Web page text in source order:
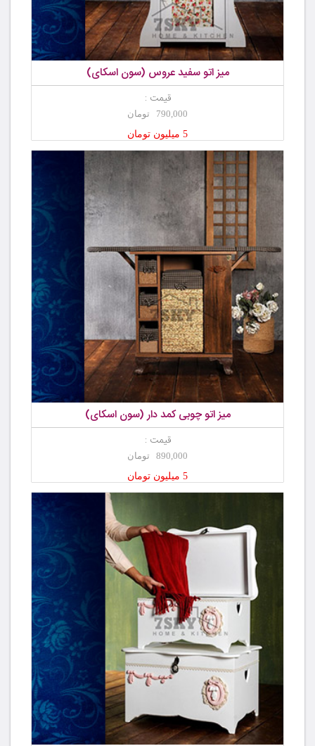
میز اتو سفید عروس (سون اسکای)
قیمت :
790,000 تومان
5 میلیون تومان
میز اتو چوبی کمد دار (سون اسکای)
قیمت :
890,000 تومان
5 میلیون تومان